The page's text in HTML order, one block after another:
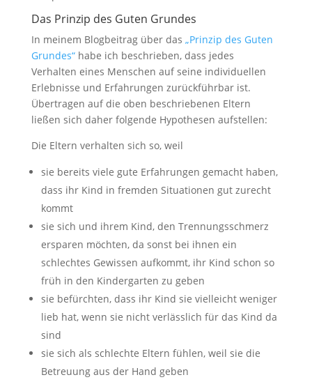
Das Prinzip des Guten Grundes
In meinem Blogbeitrag über das „Prinzip des Guten
Grundes“habe ich beschrieben, dass jedes
Verhalten eines Menschen auf seine individuellen
Erlebnisse und Erfahrungen zurückführbar ist.
Übertragen auf die oben beschriebenen Eltern
ließen sich daher folgende Hypothesen aufstellen:
Die Eltern verhalten sich so, weil
sie bereits viele gute Erfahrungen gemacht haben,
dass ihr Kind in fremden Situationen gut zurecht
kommt
sie sich und ihrem Kind, den Trennungsschmerz
ersparen möchten, da sonst bei ihnen ein
schlechtes Gewissen aufkommt, ihr Kind schon so
früh in den Kindergarten zu geben
sie befürchten, dass ihr Kind sie vielleicht weniger
lieb hat, wenn sie nicht verlässlich für das Kind da
sind
sie sich als schlechte Eltern fühlen, weil sie die
Betreuung aus der Hand geben